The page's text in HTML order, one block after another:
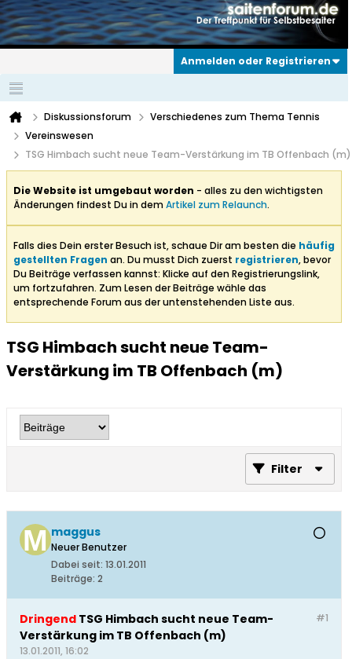
Anmelden oder Registrieren
Diskussionsforum
Verschiedenes zum Thema Tennis
Vereinswesen
TSG Himbach sucht neue Team-Verstärkung im TB Offenbach (m)
Die Website ist umgebaut worden - alles zu den wichtigsten
Änderungen findest Du in demArtikel zum Relaunch.
Falls dies Dein erster Besuch ist, schaue Dir am besten die häufig
gestellten Fragen an. Du musst Dich zuerst registrieren, bevor
Du Beiträge verfassen kannst: Klicke auf den Registrierungslink,
um fortzufahren. Zum Lesen der Beiträge wähle das
entsprechende Forum aus der untenstehenden Liste aus.
TSG Himbach sucht neue Team-
Verstärkung im TB Offenbach (m)
Filter
maggus
Neuer Benutzer
Dabei seit: 13.01.2011
Beiträge: 2
#1
Dringend TSG Himbach sucht neue Team-
Verstärkung im TB Offenbach (m)
13.01.2011, 16:02